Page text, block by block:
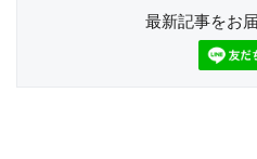
最新記事をお